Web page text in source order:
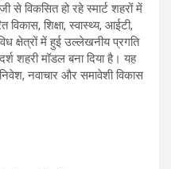
विकसित हो रहे स्मार्ट शहरों में
शिक्षा, स्वास्थ्य, आईटी,
क्षेत्रों में हुई उल्लेखनीय प्रगति
शहरी मॉडल बना दिया है। यह
नवाचार और समावेशी विकास